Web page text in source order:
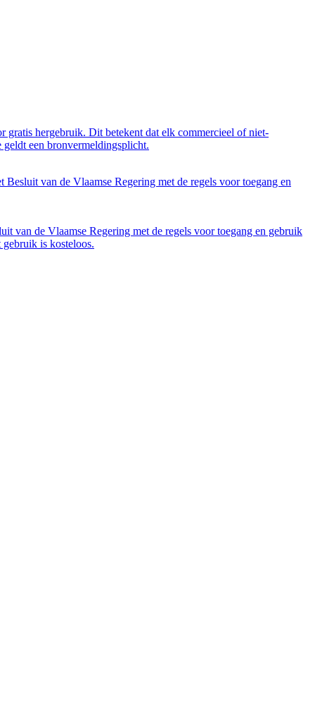
gratis hergebruik. Dit betekent dat elk commercieel of niet-
een bronvermeldingsplicht.
van de Vlaamse Regering met de regels voor toegang en
van de Vlaamse Regering met de regels voor toegang en gebruik
is kosteloos.